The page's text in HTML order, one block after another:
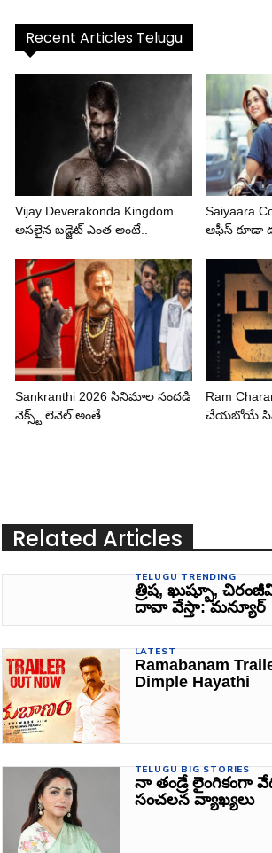
Recent Articles Telugu
Vijay Deverakonda Kingdom
అసలైన బడ్జెట్ ఎంత అంటే..
Saiyaara
ఆఫీస్ కూడా
Sankranthi 2026 సినిమాల సందడి
నెక్స్ట్ లెవెల్ అంతే..
Ram
చేయబోయే
Related Articles
TELUGU TRENDING
త్రిష, ఖుష్బూ,
దావా వేస్తా: మన్యూర్‌
LATEST
Ramabanam
Dimple Hayathi
TELUGU BIG STORIES
నా తండ్రే లైంగికంగా
సంచలన వ్యాఖ్యలు